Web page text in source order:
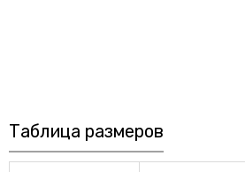
Таблица размеров